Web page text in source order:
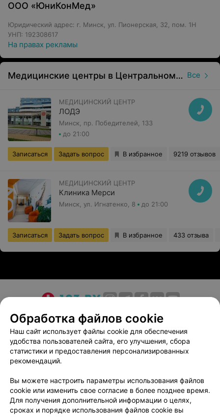
ООО «ЮниКонМед»
Юридический адрес: г. Минск, ул. Пионерская, 32, пом. 1Н
УНП: 192308617
На правах рекламы
Медицинские центры в Центральном районе в Минске Все
МЕДИЦИНСКИЙ ЦЕНТР
ЛОДЭ
Минск, пр. Победителей, 133
до 21:00
Записаться Задать вопрос В избранное 9219 отзывов
МЕДИЦИНСКИЙ ЦЕНТР
Клиника Мерси
Минск, ул. Игнатенко, 8 до 21:00
Записаться Задать вопрос В избранное 433 отзыва
О проекте Новости проекта
Размещение рекламы
Медицинский маркетинг
Публичный договор
Пользовательское соглашение
Способы оплаты
Вакансии
Партнеры
Написать в поддержку
Персональные настройки cookie
Обработка персональных данных
Обработка файлов cookie
Наш сайт использует файлы cookie для обеспечения
удобства пользователей сайта, его улучшения, сбора
статистики и предоставления персонализированных
рекомендаций.
Вы можете настроить параметры использования файлов
cookie или изменить свое согласие в более позднее время.
Для получения дополнительной информации о целях,
сроках и порядке использования файлов cookie вы